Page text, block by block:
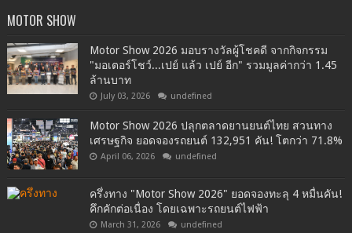
MOTOR SHOW
Motor Show 2026 มอบรางวัลผู้โชคดี จากกิจกรรม
"มอเตอร์โชว์...เปย์ แล้ว เปย์ อีก" รวมมูลค่ากว่า 1.45
ล้านบาท
July 03, 2026 undefined
Motor Show 2026 ปลุกตลาดยานยนต์ไทย สวนทาง
เศรษฐกิจ ยอดจองรถยนต์ 132,951 คัน! โตกว่า 71.8%
April 06, 2026 undefined
ครึ่งทาง "Motor Show 2026" ยอดจองทะลุ 4 หมื่นคัน!
คึกคักต่อเนื่อง โดยเฉพาะรถยนต์ไฟฟ้า
March 31, 2026 undefined